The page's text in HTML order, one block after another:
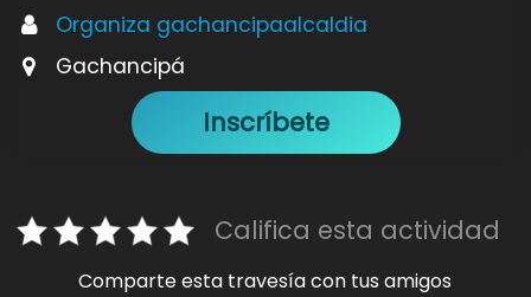
Organiza gachancipaalcaldia
Gachancipá
Inscríbete
Califica esta actividad
Comparte esta travesía con tus amigos